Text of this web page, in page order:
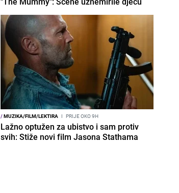
/MUZIKA/FILM/LEKTIRA I PRIJE OKO 9H
Lažno optužen za ubistvo i sam protiv
svih: Stiže novi film Jasona Stathama